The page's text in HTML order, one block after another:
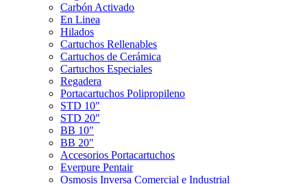
Carbón Activado
En Linea
Hilados
Cartuchos Rellenables
Cartuchos de Cerámica
Cartuchos Especiales
Regadera
Portacartuchos Polipropileno
STD 10"
STD 20"
BB 10"
BB 20"
Accesorios Portacartuchos
Everpure Pentair
Osmosis Inversa Comercial e Industrial